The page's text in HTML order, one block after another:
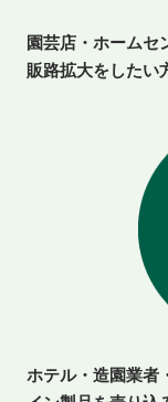
園芸店・ホームセ
販路拡大をしたい
ホテル・造園業者